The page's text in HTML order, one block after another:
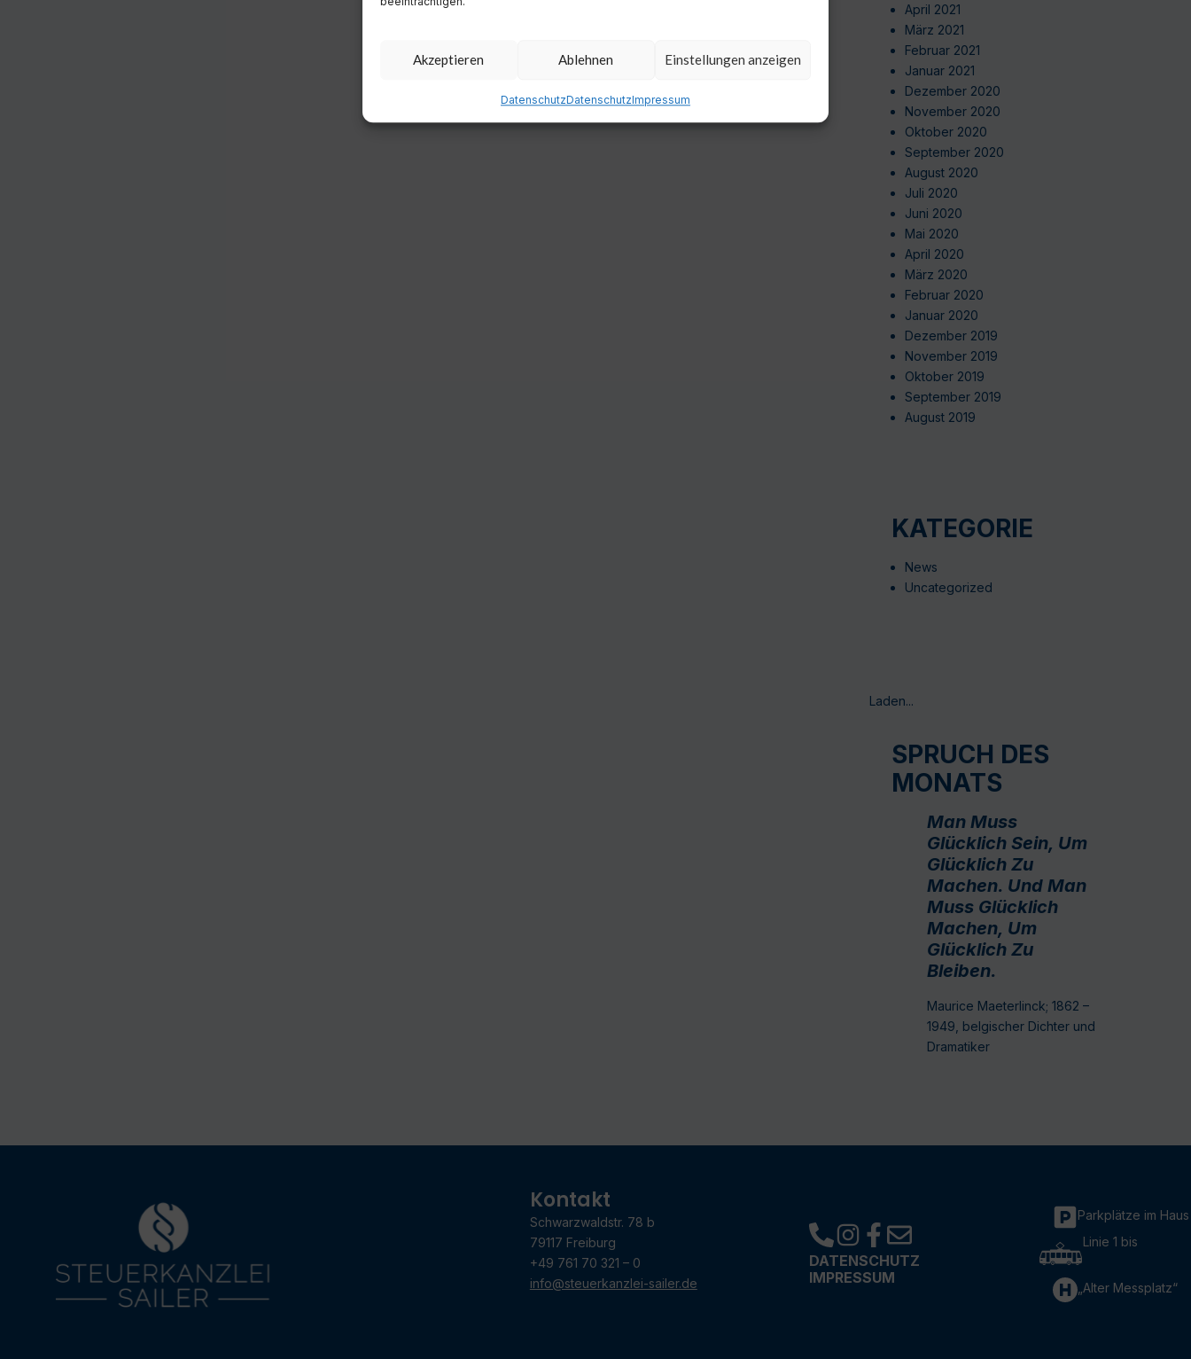
Akzeptieren Ablehnen Einstellungen anzeigen
DatenschutzDatenschutzImpressum
April 2021
März 2021
Februar 2021
Januar 2021
Dezember 2020
November 2020
Oktober 2020
September 2020
August 2020
Juli 2020
Juni 2020
Mai 2020
April 2020
März 2020
Februar 2020
Januar 2020
Dezember 2019
November 2019
Oktober 2019
September 2019
August 2019
KATEGORIE
News
Uncategorized
Laden...
SPRUCH DES
MONATS
Man Muss
Glücklich Sein, Um
Glücklich Zu
Machen. Und Man
Muss Glücklich
Machen, Um
Glücklich Zu
Bleiben.
Maurice Maeterlinck; 1862 –
1949, belgischer Dichter und
Dramatiker
Kontakt
Schwarzwaldstr. 78 b
79117 Freiburg
+49 761 70 321 – 0
info@steuerkanzlei-sailer.de
DATENSCHUTZ
IMPRESSUM
Parkplätze im Haus
Linie 1 bis
„Alter Messplatz“